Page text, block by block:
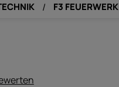
F3 FEUERWERK